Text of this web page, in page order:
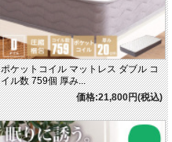
ポケットコイル マットレス ダブル コ
イル数 759個 厚み...
価格:21,800円(税込)